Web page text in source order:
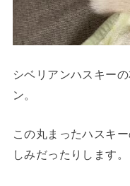
シベリアンハスキー
ン。
この丸まったハスキ
しみだったりします。